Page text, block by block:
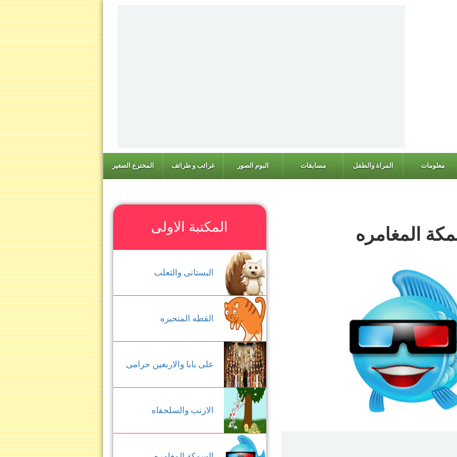
معلومات المراة والطفل مسابقات البوم الصور غرائب و طرائف المخترع الصغير
المغامره المكتبة الاولى
البستانى والثعلب
القطه المتحيره
على بابا والاربعين حرامى
الارنب والسلحفاه